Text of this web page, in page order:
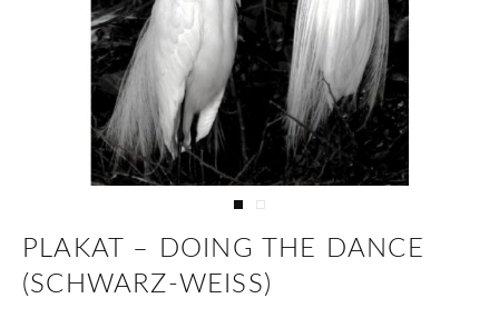
PLAKAT – DOING THE DANCE
(SCHWARZ-WEISS)